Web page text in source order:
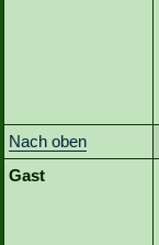
Nach oben
Gast